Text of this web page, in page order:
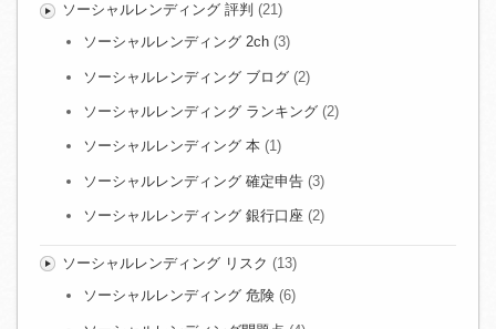
ソーシャルレンディング 評判 (21)
ソーシャルレンディング 2ch (3)
ソーシャルレンディング ブログ (2)
ソーシャルレンディング ランキング (2)
ソーシャルレンディング 本 (1)
ソーシャルレンディング 確定申告 (3)
ソーシャルレンディング 銀行口座 (2)
ソーシャルレンディング リスク (13)
ソーシャルレンディング 危険 (6)